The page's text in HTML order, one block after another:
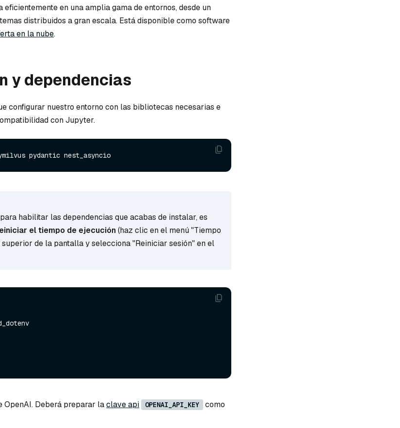
en una amplia gama de entornos, desde un
distribuidos a gran escala. Está disponible como software
en la nube.
y dependencias
configurar nuestro entorno con las bibliotecas necesarias e
con Jupyter.
pydantic nest_asyncio
habilitar las dependencias que acabas de instalar, es
el tiempo de ejecución(haz clic en el menú "Tiempo
de la pantalla y selecciona "Reiniciar sesión" en el
OpenAI. Deberá preparar laclave api OPENAI_API_KEY
como